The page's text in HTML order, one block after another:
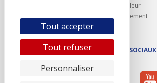
Tout accepter
Tout refuser
Personnaliser
Devenez contrôleur
Carrières et recrutement
SUIVEZ AUTOVISION SUR LES RÉSEAUX